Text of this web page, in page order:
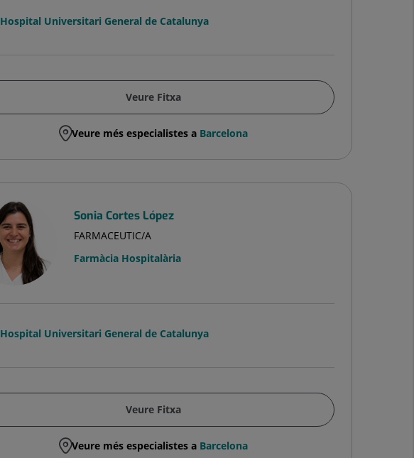
Hospital Universitari General de Catalunya
Veure Fitxa
Veure més especialistes a Barcelona
Sonia Cortes López
FARMACEUTIC/A
Farmàcia Hospitalària
Hospital Universitari General de Catalunya
Veure Fitxa
Veure més especialistes a Barcelona